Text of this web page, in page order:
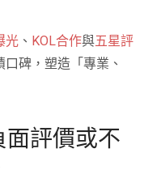
光 、 KOL合作與五星評
口碑，塑造「專業、
面評價或不